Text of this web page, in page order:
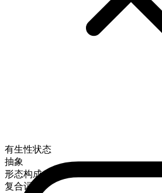
有生性状态
抽象
形态构成
复合词